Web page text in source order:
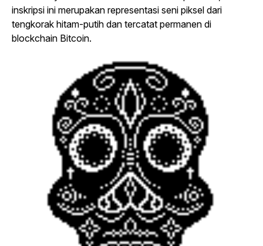
inskripsi ini merupakan representasi seni piksel dari
tengkorak hitam-putih dan tercatat permanen di
blockchain Bitcoin.